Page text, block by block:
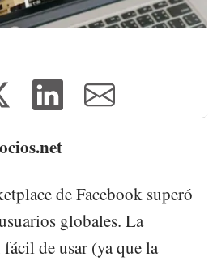
de Facebook superó
globales. La
de usar (ya que la